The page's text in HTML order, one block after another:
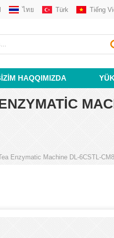
ไทย Türk Tiếng
HAQQIMIZDA
Enzymatic Machine DL-6CSTL-